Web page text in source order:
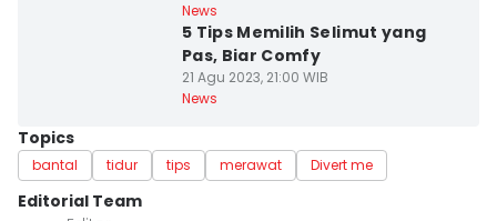
News
5 Tips Memilih Selimut yang
Pas, Biar Comfy
21 Agu 2023, 21:00 WIB
News
Topics
bantal tidur tips merawat Divert me
Editorial Team